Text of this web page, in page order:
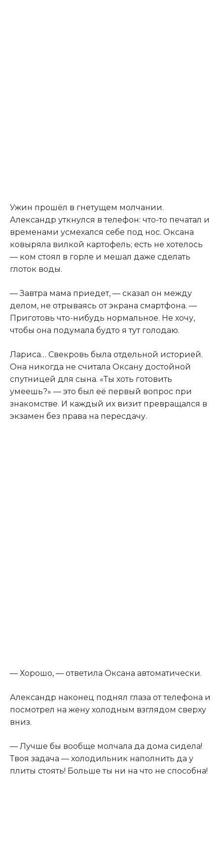
Ужин прошёл в гнетущем молчании.
Александр уткнулся в телефон: что-то печатал и
временами усмехался себе под нос. Оксана
ковыряла вилкой картофель; есть не хотелось
— ком стоял в горле и мешал даже сделать
глоток воды.
— Завтра мама приедет, — сказал он между
делом, не отрываясь от экрана смартфона. —
Приготовь что-нибудь нормальное. Не хочу,
чтобы она подумала будто я тут голодаю.
Лариса… Свекровь была отдельной историей.
Она никогда не считала Оксану достойной
спутницей для сына. «Ты хоть готовить
умеешь?» — это был её первый вопрос при
знакомстве. И каждый их визит превращался в
экзамен без права на пересдачу.
— Хорошо, — ответила Оксана автоматически.
Александр наконец поднял глаза от телефона и
посмотрел на жену холодным взглядом сверху
вниз.
— Лучше бы вообще молчала да дома сидела!
Твоя задача — холодильник наполнить да у
плиты стоять! Больше ты ни на что не способна!